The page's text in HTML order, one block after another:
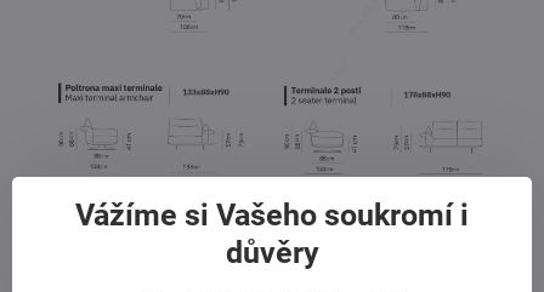
Vážíme si Vašeho soukromí i
důvěry